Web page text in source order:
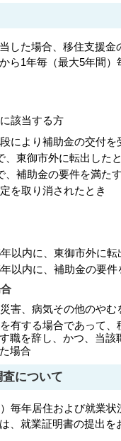
した場合、移住支援金
ら1年毎（最大5年間
該当する方
により補助金の交付を
、東御市外に転出した
、補助金の要件を満た
を取り消されたとき
以内に、東御市外に転
以内に、補助金の要
害、病気その他のや
有する場合であって
職を辞し、かつ、当
場合
について
毎年居住および就業状
、就業証明書の提出